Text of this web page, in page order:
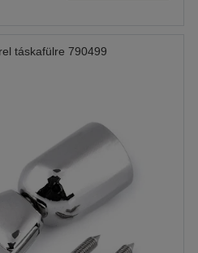
táskafülre 790499